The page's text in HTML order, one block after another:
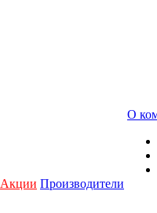
Акции Производители
О